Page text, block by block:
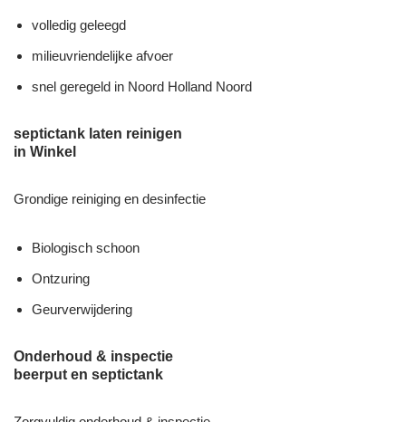
volledig geleegd
milieuvriendelijke afvoer
snel geregeld in Noord Holland Noord
septictank laten reinigen
in Winkel
Grondige reiniging en desinfectie
Biologisch schoon
Ontzuring
Geurverwijdering
Onderhoud & inspectie
beerput en septictank